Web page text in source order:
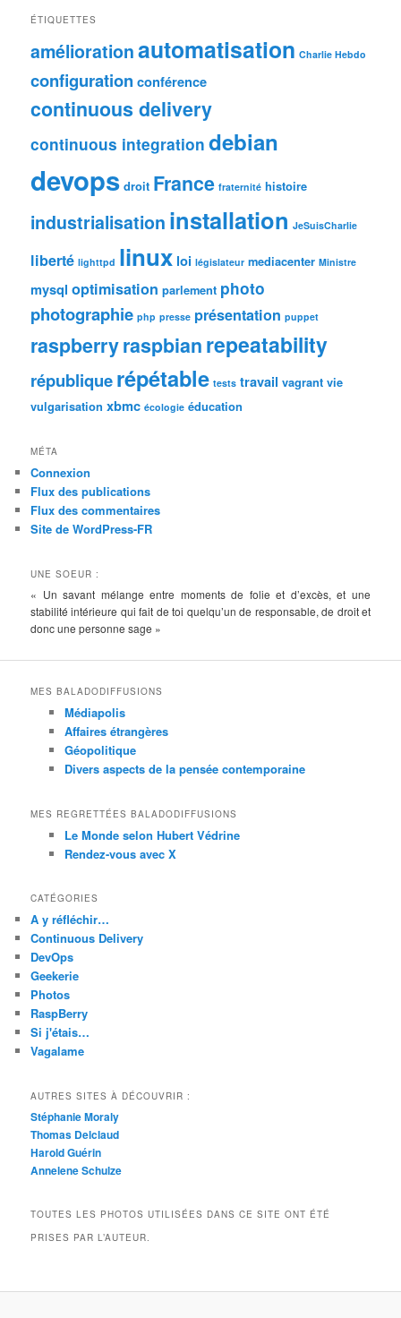
ÉTIQUETTES
améliorationautomatisation Charlie Hebdo
configuration conférence
continuous delivery
continuous integration debian
devops droit France fraternité histoire
industrialisation installation JeSuisCharlie
liberté lighttpd linux loi législateur mediacenter Ministre
mysql optimisation parlement photo
photographie php presse présentation puppet
raspberryraspbianrepeatability
républiquerépétable tests travail vagrant vie
vulgarisation xbmc écologie éducation
MÉTA
Connexion
Flux des publications
Flux des commentaires
Site de WordPress-FR
UNE SOEUR :
« Un savant mélange entre moments de folie et d’excès, et une
stabilité intérieure qui fait de toi quelqu’un de responsable, de droit et
donc une personne sage »
MES BALADODIFFUSIONS
Médiapolis
Affaires étrangères
Géopolitique
Divers aspects de la pensée contemporaine
MES REGRETTÉES BALADODIFFUSIONS
Le Monde selon Hubert Védrine
Rendez-vous avec X
CATÉGORIES
A y réfléchir…
Continuous Delivery
DevOps
Geekerie
Photos
RaspBerry
Si j'étais…
Vagalame
AUTRES SITES À DÉCOUVRIR :
Stéphanie Moraly
Thomas Delclaud
Harold Guérin
Annelene Schulze
TOUTES LES PHOTOS UTILISÉES DANS CE SITE ONT ÉTÉ
PRISES PAR L’AUTEUR.